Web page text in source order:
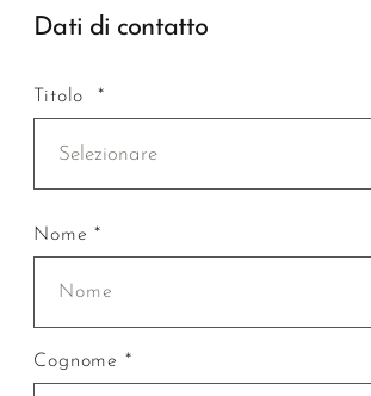
Dati di contatto
Titolo *
Selezionare
Nome *
Cognome *